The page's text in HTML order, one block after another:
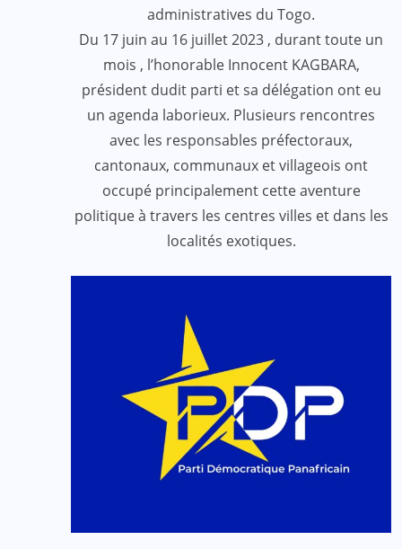
administratives du Togo.
Du 17 juin au 16 juillet 2023 , durant toute un
mois , l’honorable Innocent KAGBARA,
président dudit parti et sa délégation ont eu
un agenda laborieux. Plusieurs rencontres
avec les responsables préfectoraux,
cantonaux, communaux et villageois ont
occupé principalement cette aventure
politique à travers les centres villes et dans les
localités exotiques.